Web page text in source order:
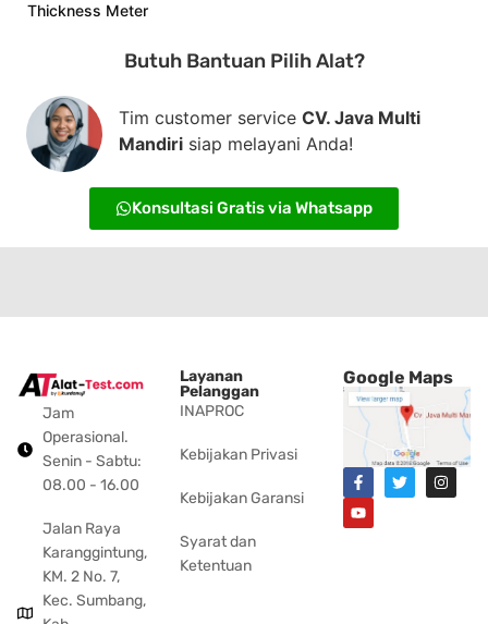
Thickness Meter
Butuh Bantuan Pilih Alat?
Tim customer service CV. Java Multi
Mandiri siap melayani Anda!
Konsultasi Gratis via Whatsapp
Jam
Operasional.
Senin - Sabtu:
08.00 - 16.00
Jalan Raya
Karanggintung,
KM. 2 No. 7,
Kec. Sumbang,
Layanan
Pelanggan
INAPROC
Kebijakan Privasi
Kebijakan Garansi
Syarat dan
Ketentuan
Google Maps